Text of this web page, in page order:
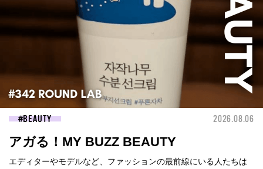
BEAUTY 2026.08.06
アガる！MY BUZZ BEAUTY
エディターやモデルなど、ファッションの最前線にいる人たちは